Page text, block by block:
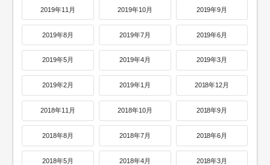
2019年11月 2019年10月 2019年9月
2019年8月 2019年7月 2019年6月
2019年5月 2019年4月 2019年3月
2019年2月 2019年1月 2018年12月
2018年11月 2018年10月 2018年9月
2018年8月 2018年7月 2018年6月
2018年5月 2018年4月 2018年3月